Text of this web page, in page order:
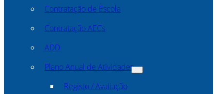
Contratação de Escola
Contratação AECs
ADD
Plano Anual de Atividades
Registo / Avaliação